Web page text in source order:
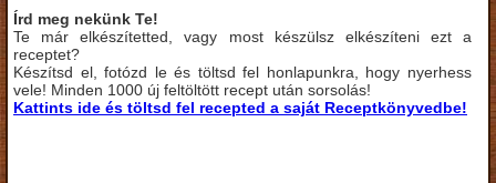
Írd meg nekünk Te!
Te már elkészítetted, vagy most készülsz elkészíteni ezt a
receptet?
Készítsd el, fotózd le és töltsd fel honlapunkra, hogy nyerhess
vele! Minden 1000 új feltöltött recept után sorsolás!
Kattints ide és töltsd fel recepted a saját Receptkönyvedbe!